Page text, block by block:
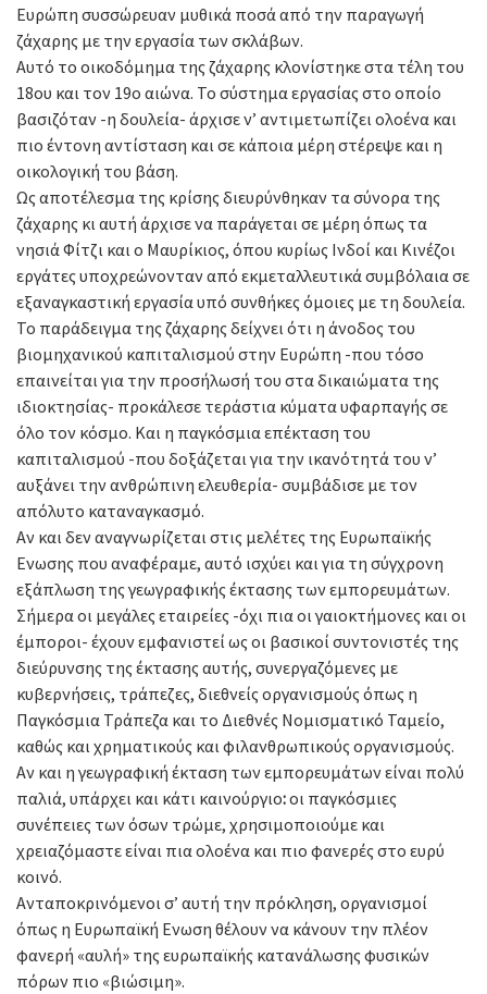
Ευρώπη συσσώρευαν μυθικά ποσά από την παραγωγή
ζάχαρης με την εργασία των σκλάβων.
Αυτό το οικοδόμημα της ζάχαρης κλονίστηκε στα τέλη του
18ου και τον 19ο αιώνα. Το σύστημα εργασίας στο οποίο
βασιζόταν -η δουλεία- άρχισε ν’ αντιμετωπίζει ολοένα και
πιο έντονη αντίσταση και σε κάποια μέρη στέρεψε και η
οικολογική του βάση.
Ως αποτέλεσμα της κρίσης διευρύνθηκαν τα σύνορα της
ζάχαρης κι αυτή άρχισε να παράγεται σε μέρη όπως τα
νησιά Φίτζι και ο Μαυρίκιος, όπου κυρίως Ινδοί και Κινέζοι
εργάτες υποχρεώνονταν από εκμεταλλευτικά συμβόλαια σε
εξαναγκαστική εργασία υπό συνθήκες όμοιες με τη δουλεία.
Το παράδειγμα της ζάχαρης δείχνει ότι η άνοδος του
βιομηχανικού καπιταλισμού στην Ευρώπη -που τόσο
επαινείται για την προσήλωσή του στα δικαιώματα της
ιδιοκτησίας- προκάλεσε τεράστια κύματα υφαρπαγής σε
όλο τον κόσμο. Και η παγκόσμια επέκταση του
καπιταλισμού -που δοξάζεται για την ικανότητά του ν’
αυξάνει την ανθρώπινη ελευθερία- συμβάδισε με τον
απόλυτο καταναγκασμό.
Αν και δεν αναγνωρίζεται στις μελέτες της Ευρωπαϊκής
Ενωσης που αναφέραμε, αυτό ισχύει και για τη σύγχρονη
εξάπλωση της γεωγραφικής έκτασης των εμπορευμάτων.
Σήμερα οι μεγάλες εταιρείες -όχι πια οι γαιοκτήμονες και οι
έμποροι- έχουν εμφανιστεί ως οι βασικοί συντονιστές της
διεύρυνσης της έκτασης αυτής, συνεργαζόμενες με
κυβερνήσεις, τράπεζες, διεθνείς οργανισμούς όπως η
Παγκόσμια Τράπεζα και το Διεθνές Νομισματικό Ταμείο,
καθώς και χρηματικούς και φιλανθρωπικούς οργανισμούς.
Αν και η γεωγραφική έκταση των εμπορευμάτων είναι πολύ
παλιά, υπάρχει και κάτι καινούργιο:οι παγκόσμιες
συνέπειες των όσων τρώμε, χρησιμοποιούμε και
χρειαζόμαστε είναι πια ολοένα και πιο φανερές στο ευρύ
κοινό.
Ανταποκρινόμενοι σ’ αυτή την πρόκληση, οργανισμοί
όπως η Ευρωπαϊκή Ενωση θέλουν να κάνουν την πλέον
φανερή «αυλή» της ευρωπαϊκής κατανάλωσης φυσικών
πόρων πιο «βιώσιμη».